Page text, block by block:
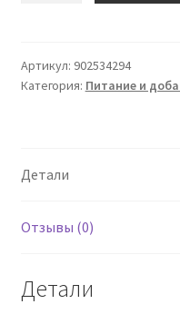
10bust
Артикул: 902534294
Категория: Питание и
Детали
Отзывы (0)
Детали